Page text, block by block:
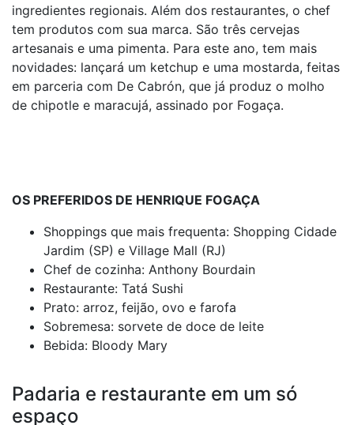
ingredientes regionais. Além dos restaurantes, o chef
tem produtos com sua marca. São três cervejas
artesanais e uma pimenta. Para este ano, tem mais
novidades: lançará um ketchup e uma mostarda, feitas
em parceria com De Cabrón, que já produz o molho
de chipotle e maracujá, assinado por Fogaça.
OS PREFERIDOS DE HENRIQUE FOGAÇA
Shoppings que mais frequenta: Shopping Cidade
Jardim (SP) e Village Mall (RJ)
Chef de cozinha: Anthony Bourdain
Restaurante: Tatá Sushi
Prato: arroz, feijão, ovo e farofa
Sobremesa: sorvete de doce de leite
Bebida: Bloody Mary
Padaria e restaurante em um só
espaço